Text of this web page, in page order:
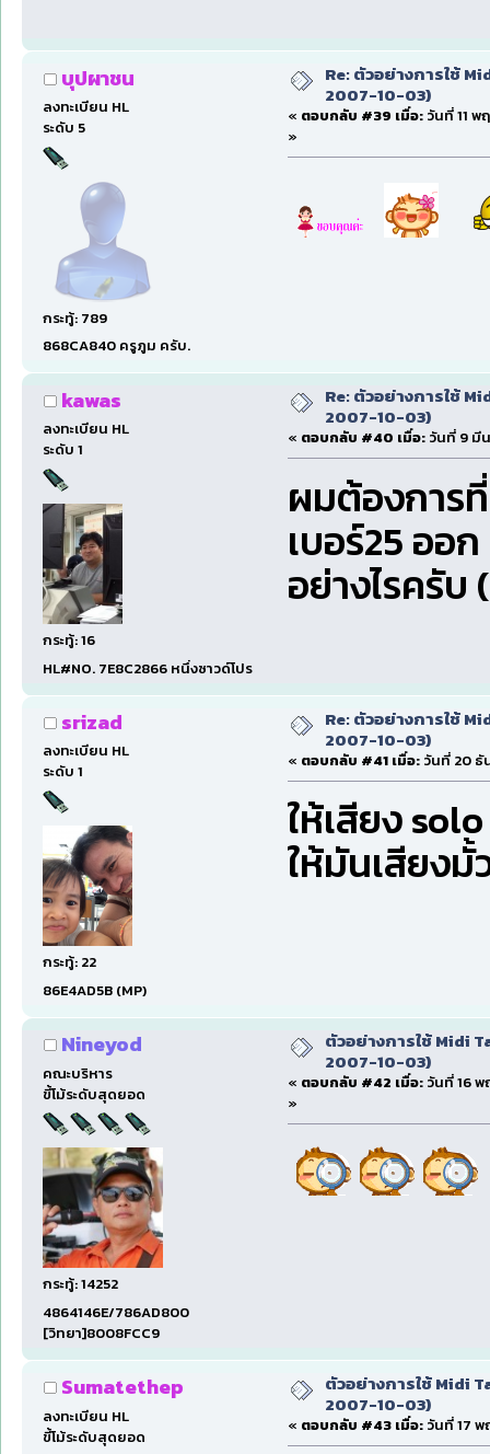
บุปผาชน
ลงทะเบียน HL
ระดับ 5
กระทู้: 789
868CA840 ครูภูม ครับ.
Re: ตัวอย่างการใช้
2007-10-03)
« ตอบกลับ #39 เมื่อ: วันที่ 11 พ
»
kawas
ลงทะเบียน HL
ระดับ 1
กระทู้: 16
HL#NO. 7E8C2866 หนึ่งซาวด์โปร
Re: ตัวอย่างการใช้
2007-10-03)
« ตอบกลับ #40 เมื่อ: วันที่ 9 มี
ผมต้องการ
เบอร์25 ออ
อย่างไรครั
srizad
ลงทะเบียน HL
ระดับ 1
กระทู้: 22
86E4AD5B (MP)
Re: ตัวอย่างการใช้
2007-10-03)
« ตอบกลับ #41 เมื่อ: วันที่ 20 ธั
ให้เสียง
ให้มันเสียงมั้
Nineyod
คณะบริหาร
ขี้โม้ระดับสุดยอด
กระทู้: 14252
4864146E/786AD800
[วิทยา]8008FCC9
ตัวอย่างการใช้ Midi
2007-10-03)
« ตอบกลับ #42 เมื่อ: วันที่ 16 พ
»
Sumatethep
ลงทะเบียน HL
ขี้โม้ระดับสุดยอด
ตัวอย่างการใช้ Midi
2007-10-03)
« ตอบกลับ #43 เมื่อ: วันที่ 17 พ